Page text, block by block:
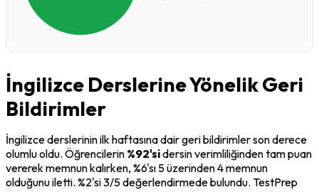
İngilizce Derslerine Yönelik Geri
Bildirimler
İngilizce derslerinin ilk haftasına dair geri bildirimler son derece
olumlu oldu. Öğrencilerin %92'si dersin verimliliğinden tam puan
vererek memnun kalırken, %6'sı 5 üzerinden 4 memnun
olduğunu iletti. %2'si 3/5 değerlendirmede bulundu. TestPrep